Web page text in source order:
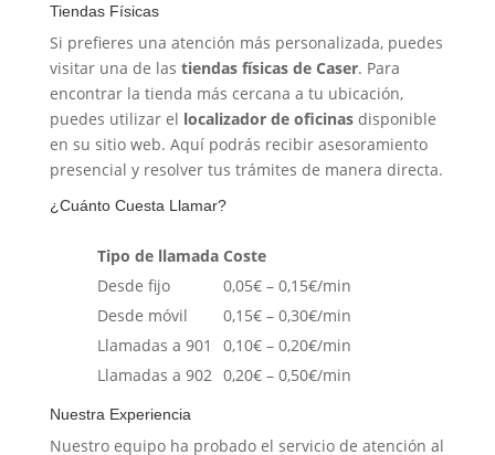
Tiendas Físicas
Si prefieres una atención más personalizada, puedes
visitar una de las tiendas físicas de Caser. Para
encontrar la tienda más cercana a tu ubicación,
puedes utilizar el localizador de oficinasdisponible
en su sitio web. Aquí podrás recibir asesoramiento
presencial y resolver tus trámites de manera directa.
¿Cuánto Cuesta Llamar?
Tipo de llamada Coste
Desde fijo
0,05€ – 0,15€/min
Desde móvil
0,15€ – 0,30€/min
Llamadas a 901
0,10€ – 0,20€/min
Llamadas a 902 0,20€ – 0,50€/min
Nuestra Experiencia
Nuestro equipo ha probado el servicio de atención al